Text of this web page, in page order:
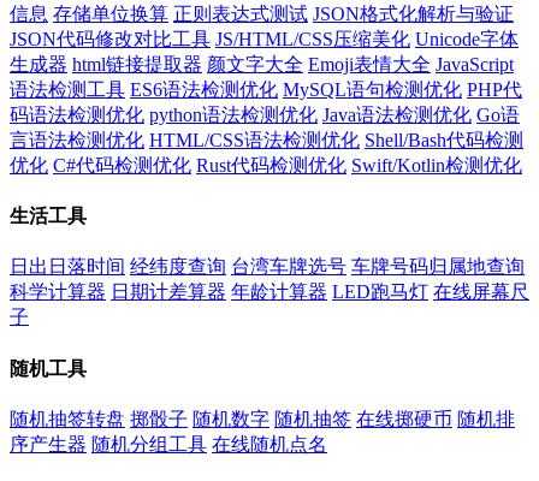
信息 存储单位换算 正则表达式测试 JSON格式化解析与验证
JSON代码修改对比工具 JS/HTML/CSS压缩美化 Unicode字体
生成器 html链接提取器 颜文字大全 Emoji表情大全 JavaScript
语法检测工具 ES6语法检测优化 MySQL语句检测优化 PHP代
码语法检测优化 python语法检测优化 Java语法检测优化 Go语
言语法检测优化 HTML/CSS语法检测优化 Shell/Bash代码检测
优化 C#代码检测优化 Rust代码检测优化 Swift/Kotlin检测优化
生活工具
日出日落时间 经纬度查询 台湾车牌选号 车牌号码归属地查询
科学计算器 日期计差算器 年龄计算器 LED跑马灯 在线屏幕尺
子
随机工具
随机抽签转盘 掷骰子 随机数字 随机抽签 在线掷硬币 随机排
序产生器 随机分组工具 在线随机点名